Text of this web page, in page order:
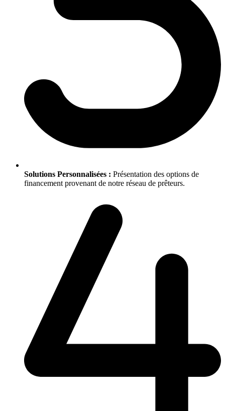
Solutions Personnalisées : Présentation des options de
financement provenant de notre réseau de prêteurs.